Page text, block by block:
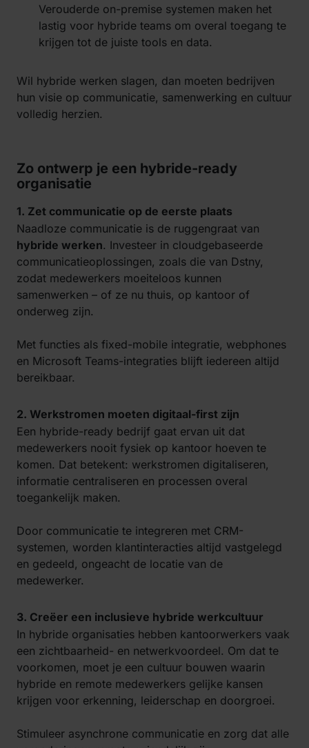
Verouderde on-premise systemen maken het
lastig voor hybride teams om overal toegang te
krijgen tot de juiste tools en data.
Wil hybride werken slagen, dan moeten bedrijven
hun visie op communicatie, samenwerking en cultuur
volledig herzien.
Zo ontwerp je een hybride-ready
organisatie
1. Zet communicatie op de eerste plaats
Naadloze communicatie is de ruggengraat van
hybride werken. Investeer in cloudgebaseerde
communicatieoplossingen, zoals die van Dstny,
zodat medewerkers moeiteloos kunnen
samenwerken – of ze nu thuis, op kantoor of
onderweg zijn.
Met functies als fixed-mobile integratie, webphones
en Microsoft Teams-integraties blijft iedereen altijd
bereikbaar.
2. Werkstromen moeten digitaal-first zijn
Een hybride-ready bedrijf gaat ervan uit dat
medewerkers nooit fysiek op kantoor hoeven te
komen. Dat betekent: werkstromen digitaliseren,
informatie centraliseren en processen overal
toegankelijk maken.
Door communicatie te integreren met CRM-
systemen, worden klantinteracties altijd vastgelegd
en gedeeld, ongeacht de locatie van de
medewerker.
3. Creëer een inclusieve hybride werkcultuur
In hybride organisaties hebben kantoorwerkers vaak
een zichtbaarheid- en netwerkvoordeel. Om dat te
voorkomen, moet je een cultuur bouwen waarin
hybride en remote medewerkers gelijke kansen
krijgen voor erkenning, leiderschap en doorgroei.
Stimuleer asynchrone communicatie en zorg dat alle